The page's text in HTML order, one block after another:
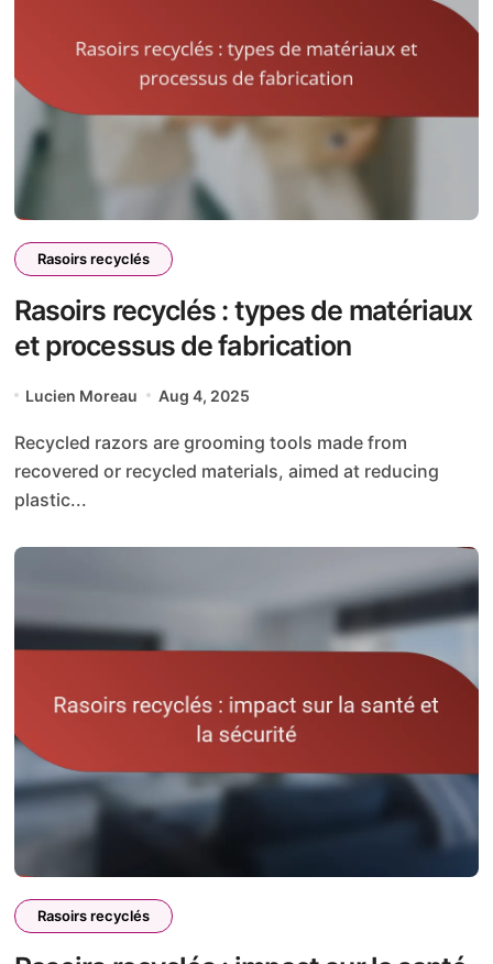
Rasoirs recyclés
Rasoirs recyclés : types de matériaux
et processus de fabrication
Lucien Moreau Aug 4, 2025
Recycled razors are grooming tools made from
recovered or recycled materials, aimed at reducing
plastic...
Rasoirs recyclés